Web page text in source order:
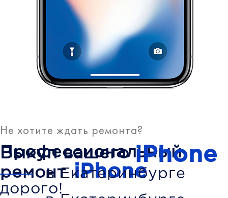
Профессиональный
ремонт iPhone
Не хотите ждать ремонта?
Выкуп вашегоiPhone
в Екатеринбурге
дорого!